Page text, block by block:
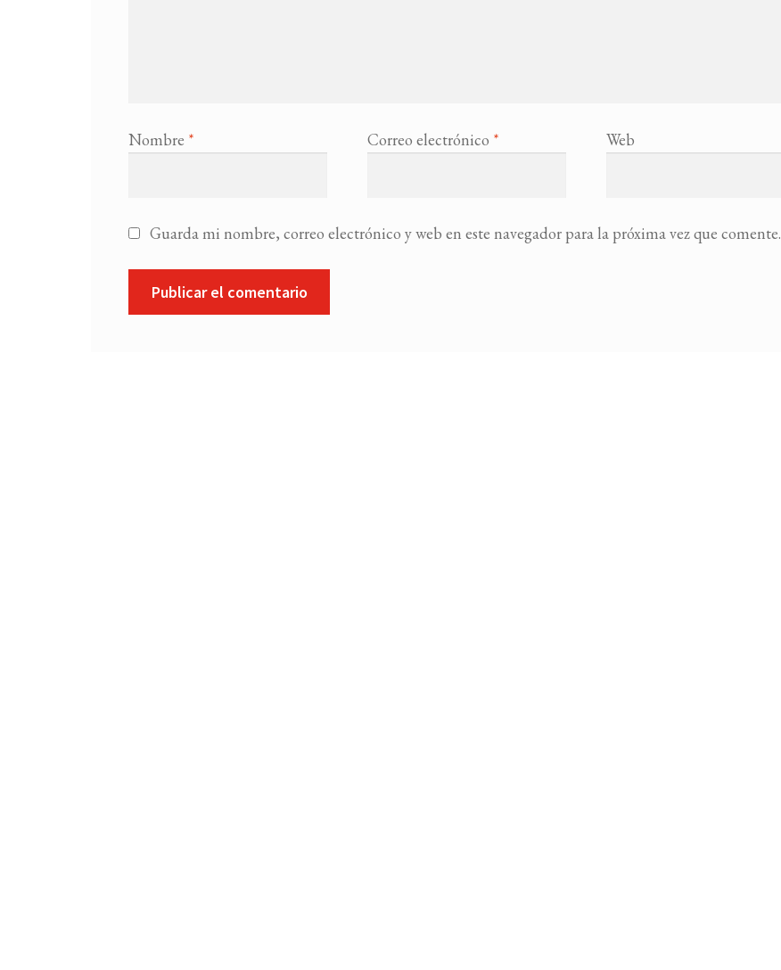
Nombre * Correo electrónico * Web
Guarda mi nombre, correo electrónico y web en este navegador para la próxima vez que comente.